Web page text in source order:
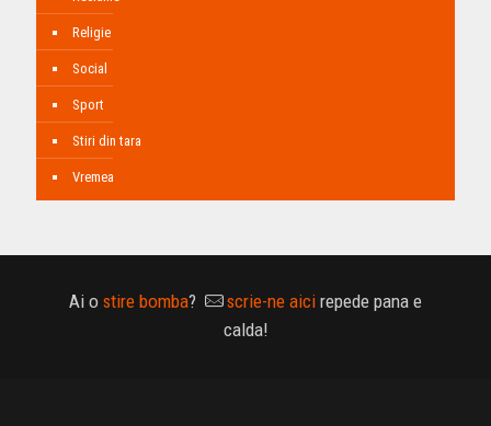
Religie
Social
Sport
Stiri din tara
Vremea
Ai o stire bomba? scrie-ne aici repede pana e
calda!